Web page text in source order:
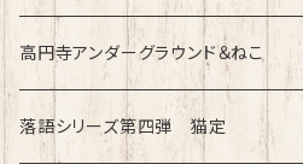
綿100%ノーマルタイプ
第8回全日本野良猫尾行大会®︎inド
第8回全日本野良猫尾行大会®︎inド
高円寺アンダーグラウンド＆ねこ
綿100%ノーマルタイプ
落語シリーズ第四弾 猫定